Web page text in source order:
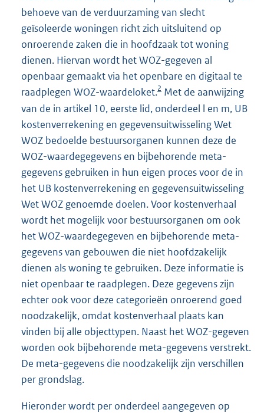
behoeve van de verduurzaming van slecht
geïsoleerde woningen richt zich uitsluitend op
onroerende zaken die in hoofdzaak tot woning
dienen. Hiervan wordt het WOZ-gegeven al
openbaar gemaakt via het openbare en digitaal te
raadplegen WOZ-waardeloket.2 Met de aanwijzing
van de in artikel 10, eerste lid, onderdeel l en m, UB
kostenverrekening en gegevensuitwisseling Wet
WOZ bedoelde bestuursorganen kunnen deze de
WOZ-waardegegevens en bijbehorende meta-
gegevens gebruiken in hun eigen proces voor de in
het UB kostenverrekening en gegevensuitwisseling
Wet WOZ genoemde doelen. Voor kostenverhaal
wordt het mogelijk voor bestuursorganen om ook
het WOZ-waardegegeven en bijbehorende meta-
gegevens van gebouwen die niet hoofdzakelijk
dienen als woning te gebruiken. Deze informatie is
niet openbaar te raadplegen. Deze gegevens zijn
echter ook voor deze categorieën onroerend goed
noodzakelijk, omdat kostenverhaal plaats kan
vinden bij alle objecttypen. Naast het WOZ-gegeven
worden ook bijbehorende meta-gegevens verstrekt.
De meta-gegevens die noodzakelijk zijn verschillen
per grondslag.
Hieronder wordt per onderdeel aangegeven op